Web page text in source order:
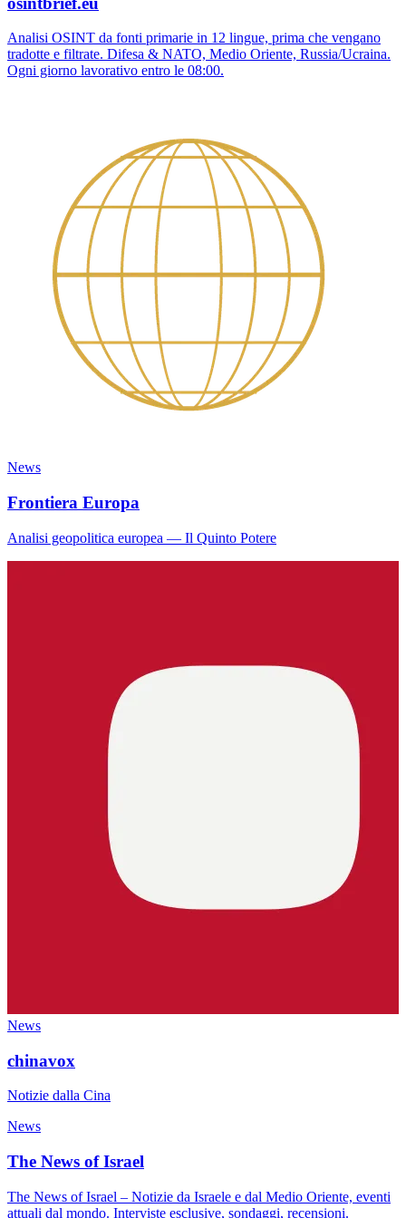
Analisi OSINT da fonti primarie in 12 lingue, prima che vengano
tradotte e filtrate. Difesa & NATO, Medio Oriente, Russia/Ucraina.
Ogni giorno lavorativo entro le 08:00.
News
Frontiera Europa
Analisi geopolitica europea — Il Quinto Potere
News
chinavox
Notizie dalla Cina
News
The News of Israel
The News of Israel – Notizie da Israele e dal Medio Oriente, eventi
attuali dal mondo. Interviste esclusive, sondaggi, recensioni.